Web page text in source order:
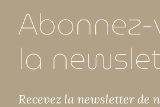
la
Recevez la newsletter de